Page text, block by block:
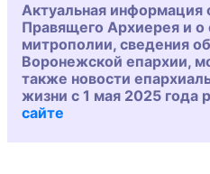
Актуальная информация
Правящего Архиерея и о
митрополии, сведения
Воронежской епархии,
также новости
жизни с 1 мая 2025 года
сайте